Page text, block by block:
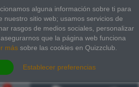
alguna información sobre ti para
nuestro sitio web; usamos servicios de
rasgos de medios sociales, personalizar
que la página web funciona
más sobre las cookies en Quizzclub.
Establecer preferencias